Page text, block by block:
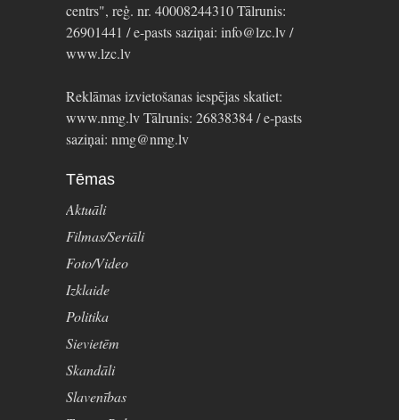
centrs", reģ. nr. 40008244310 Tālrunis:
26901441 / e-pasts saziņai: info@lzc.lv /
www.lzc.lv
Reklāmas izvietošanas iespējas skatiet:
www.nmg.lv Tālrunis: 26838384 / e-pasts
saziņai: nmg@nmg.lv
Tēmas
Aktuāli
Filmas/Seriāli
Foto/Video
Izklaide
Politika
Sievietēm
Skandāli
Slavenības